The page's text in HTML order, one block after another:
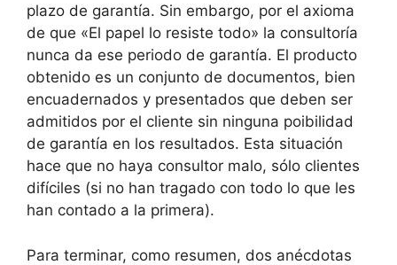
plazo de garantía. Sin embargo, por el axioma
de que «El papel lo resiste todo» la consultoría
nunca da ese periodo de garantía. El producto
obtenido es un conjunto de documentos, bien
encuadernados y presentados que deben ser
admitidos por el cliente sin ninguna poibilidad
de garantía en los resultados. Esta situación
hace que no haya consultor malo, sólo clientes
difíciles (si no han tragado con todo lo que les
han contado a la primera).
Para terminar, como resumen, dos anécdotas